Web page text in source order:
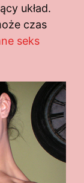
układ.
czas
seks